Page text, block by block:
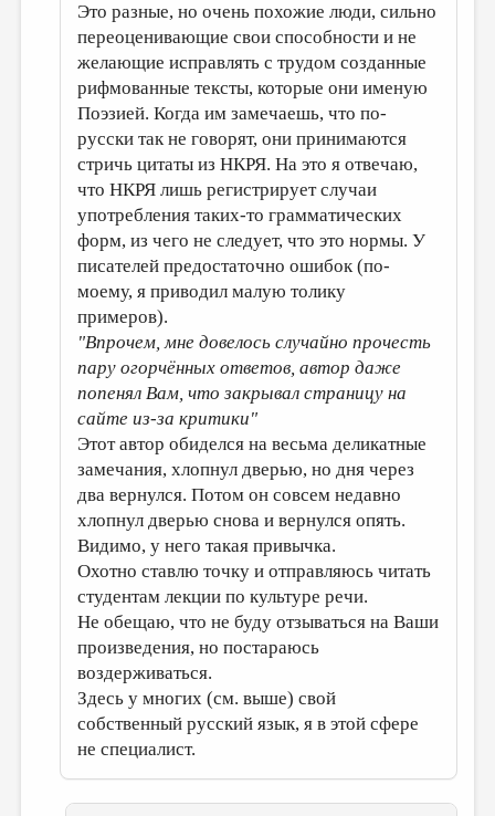
Это разные, но очень похожие люди, сильно
переоценивающие свои способности и не
желающие исправлять с трудом созданные
рифмованные тексты, которые они именую
Поэзией. Когда им замечаешь, что по-
русски так не говорят, они принимаются
стричь цитаты из НКРЯ. На это я отвечаю,
что НКРЯ лишь регистрирует случаи
употребления таких-то грамматических
форм, из чего не следует, что это нормы. У
писателей предостаточно ошибок (по-
моему, я приводил малую толику
примеров).
"Впрочем, мне довелось случайно прочесть
пару огорчённых ответов, автор даже
попенял Вам, что закрывал страницу на
сайте из-за критики"
Этот автор обиделся на весьма деликатные
замечания, хлопнул дверью, но дня через
два вернулся. Потом он совсем недавно
хлопнул дверью снова и вернулся опять.
Видимо, у него такая привычка.
Охотно ставлю точку и отправляюсь читать
студентам лекции по культуре речи.
Не обещаю, что не буду отзываться на Ваши
произведения, но постараюсь
воздерживаться.
Здесь у многих (см. выше) свой
собственный русский язык, я в этой сфере
не специалист.